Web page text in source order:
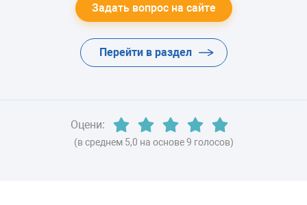
R600a (изобутан)
Задать вопрос на сайте
Перейти в раздел
Оцени:
(в среднем 5,0 на основе 9 голосов)